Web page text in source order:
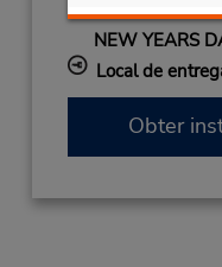
2027
NEW YEARS
Local de
Obter